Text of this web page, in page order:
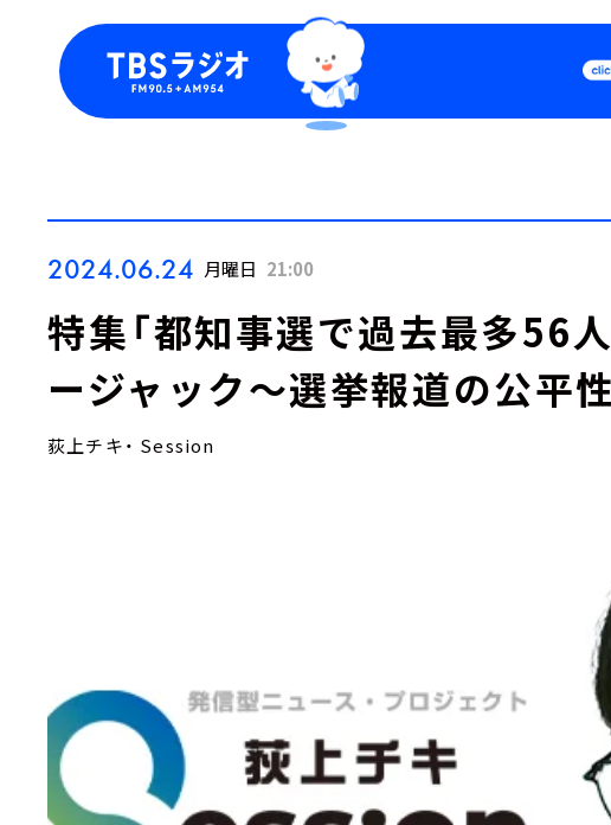
Podcast
2024.06.24 月曜日 21:00
特集「都知事選で過去最多56
ージャック～選挙報道の公平
荻上チキ・ Session